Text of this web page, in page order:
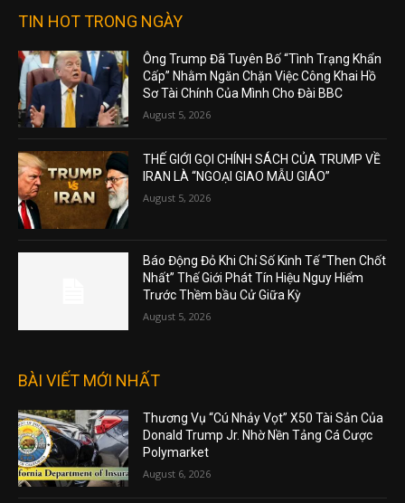
TIN HOT TRONG NGÀY
Ông Trump Đã Tuyên Bố “Tình Trạng Khẩn
Cấp” Nhằm Ngăn Chặn Việc Công Khai Hồ
Sơ Tài Chính Của Mình Cho Đài BBC
August 5, 2026
THẾ GIỚI GỌI CHÍNH SÁCH CỦA TRUMP VỀ
IRAN LÀ “NGOẠI GIAO MẪU GIÁO”
August 5, 2026
Báo Động Đỏ Khi Chỉ Số Kinh Tế “Then Chốt
Nhất” Thế Giới Phát Tín Hiệu Nguy Hiểm
Trước Thềm bầu Cử Giữa Kỳ
August 5, 2026
BÀI VIẾT MỚI NHẤT
Thương Vụ “Cú Nhảy Vọt” X50 Tài Sản Của
Donald Trump Jr. Nhờ Nền Tảng Cá Cược
Polymarket
August 6, 2026